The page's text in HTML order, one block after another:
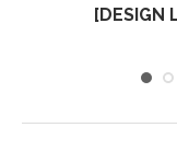
[DESIGN